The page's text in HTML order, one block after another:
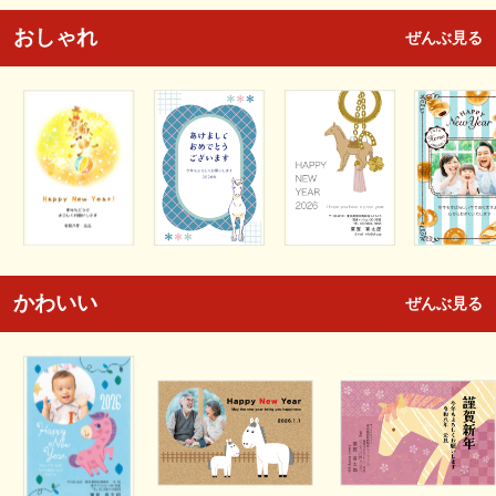
おしゃれ ぜんぶ見る
かわいい ぜんぶ見る